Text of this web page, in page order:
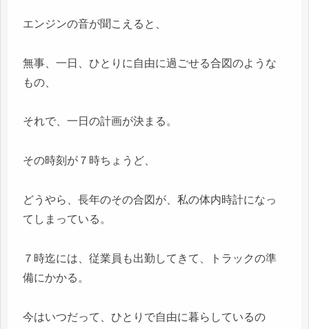
エンジンの音が聞こえると、
無事、一日、ひとりに自由に過ごせる合図のような
もの、
それで、一日の計画が決まる。
その時刻が７時ちょうど、
どうやら、長年のその合図が、私の体内時計になっ
てしまっている。
７時迄には、従業員も出勤してきて、トラックの準
備にかかる。
今はいつだって、ひとりで自由に暮らしているの